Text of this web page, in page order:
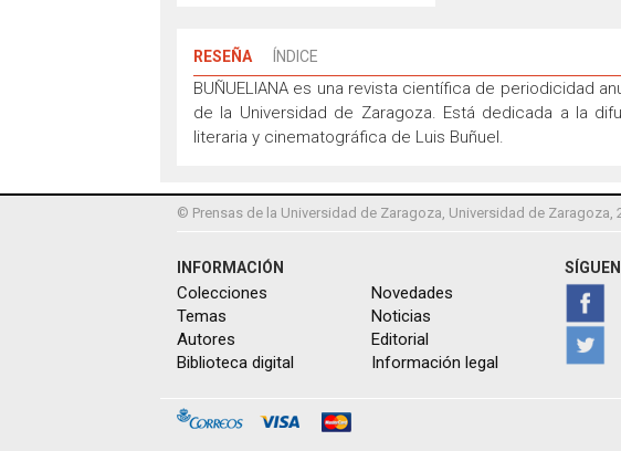
RESEÑA ÍNDICE
BUÑUELIANA es una revista científica de periodicidad
de la Universidad de Zaragoza. Está dedicada a la
literaria y cinematográfica de Luis Buñuel.
© Prensas de la Universidad de Zaragoza, Universidad de Zaragoza,
INFORMACIÓN
Colecciones
Temas
Autores
Biblioteca digital
Novedades
Noticias
Editorial
Información legal